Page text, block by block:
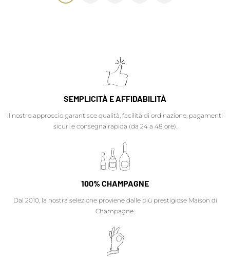
SEMPLICITÀ E AFFIDABILITÀ
Il nostro approccio garantisce qualità, facilità di ordinazione, pagamenti
sicuri e consegna rapida (da 24 a 48 ore).
100% CHAMPAGNE
Dal 2010, la nostra selezione proviene dalle più prestigiose Maison di
Champagne.